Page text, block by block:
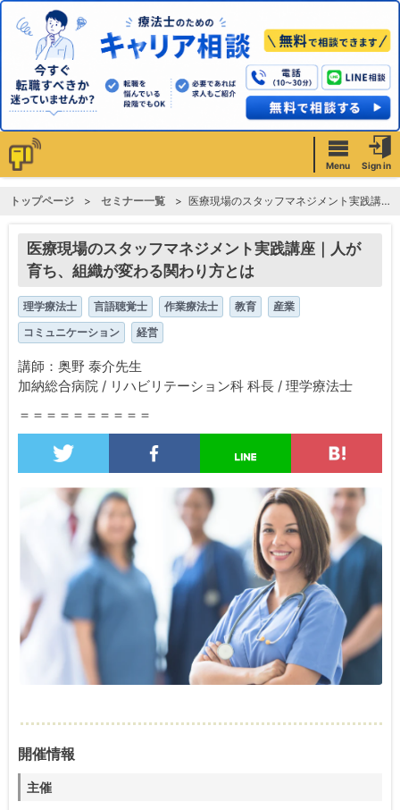
Menu Sign in
トップページ セミナー一覧 医療現場のスタッフマネジメント実践講座｜人が育ち、組織が変わる関わり方とは
医療現場のスタッフマネジメント実践講座｜人が
育ち、組織が変わる関わり方とは
理学療法士 言語聴覚士 作業療法士 教育
産業
コミュニケーション
経営
講師：奥野 泰介先生
加納総合病院 / リハビリテーション科 科長 / 理学療法士
＝＝＝＝＝＝＝＝＝＝
開催情報
主催